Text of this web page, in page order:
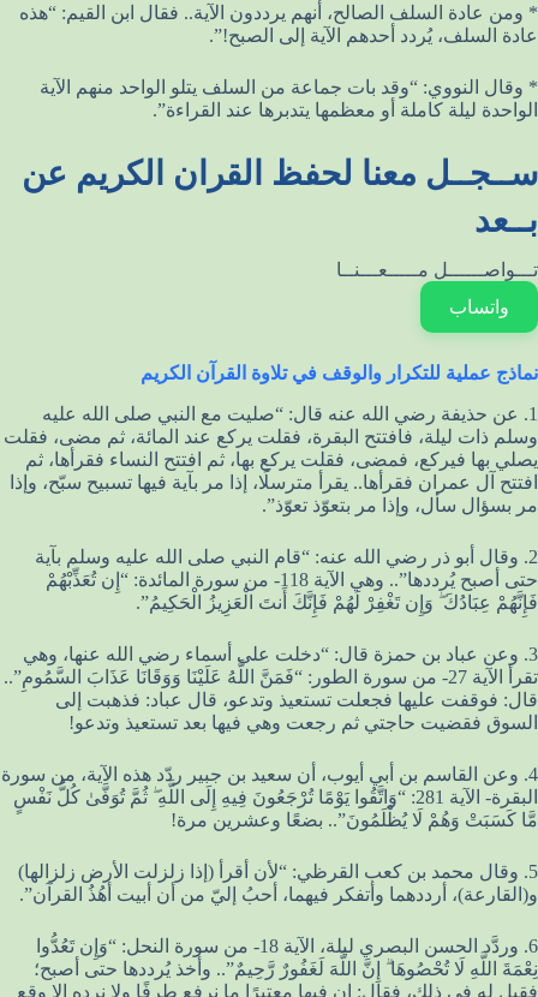
* ومن عادة السلف الصالح، أنهم يرددون الآية.. فقال ابن القيم: “هذه
عادة السلف، يُردد أحدهم الآية إلى الصبح!”.
* وقال النووي: “وقد بات جماعة من السلف يتلو الواحد منهم الآية
الواحدة ليلة كاملة أو معظمها يتدبرها عند القراءة”.
ســجــل معنا لحفظ القران الكريم عن
بــعد
تـــواصــــــل مـــــعـــنــا
واتساب
نماذج عملية للتكرار والوقف في تلاوة القرآن الكريم
1. عن حذيفة رضي الله عنه قال: “صليت مع النبي صلى الله عليه
وسلم ذات ليلة، فافتتح البقرة، فقلت يركع عند المائة، ثم مضى، فقلت
يصلي بها فيركع، فمضى، فقلت يركع بها، ثم افتتح النساء فقرأها، ثم
افتتح آل عمران فقرأها.. يقرأ مترسلًا، إذا مر بآية فيها تسبيح سبّح، وإذا
مر بسؤال سأل، وإذا مر بتعوّذ تعوّذ”.
2. وقال أبو ذر رضي الله عنه: “قام النبي صلى الله عليه وسلم بآية
حتى أصبح يُرددها”.. وهي الآية 118- من سورة المائدة: “إِن تُعَذِّبْهُمْ
فَإِنَّهُمْ عِبَادُكَ ۖ وَإِن تَغْفِرْ لَهُمْ فَإِنَّكَ أَنتَ الْعَزِيزُ الْحَكِيمُ”.
3. وعن عباد بن حمزة قال: “دخلت على أسماء رضي الله عنها، وهي
تقرأ الآية 27- من سورة الطور: “فَمَنَّ اللَّهُ عَلَيْنَا وَوَقَانَا عَذَابَ السَّمُومِ”..
قال: فوقفت عليها فجعلت تستعيذ وتدعو، قال عباد: فذهبت إلى
السوق فقضيت حاجتي ثم رجعت وهي فيها بعد تستعيذ وتدعو!
4. وعن القاسم بن أبي أيوب، أن سعيد بن جبير ردّد هذه الآية، من سورة
البقرة- الآية 281: “وَاتَّقُوا يَوْمًا تُرْجَعُونَ فِيهِ إِلَى اللَّهِ ۖ ثُمَّ تُوَفَّىٰ كُلُّ نَفْسٍ
مَّا كَسَبَتْ وَهُمْ لَا يُظْلَمُونَ”.. بضعًا وعشرين مرة!
5. وقال محمد بن كعب القرظي: “لأن أقرأ (إذا زلزلت الأرض زلزالها)
و(القارعة)، أرددهما وأتفكر فيهما، أحبُ إليّ من أن أبيت أهُذُ القرآن”.
6. وردَّد الحسن البصري ليلة، الآية 18- من سورة النحل: “وَإِن تَعُدُّوا
نِعْمَةَ اللَّهِ لَا تُحْصُوهَا ۗ إِنَّ اللَّهَ لَغَفُورٌ رَّحِيمٌ”.. وأخذ يُرددها حتى أصبح؛
فقيل له في ذلك، فقال: إن فيها معتبرًا ما نرفع طرفًا ولا نرده إلا وقع